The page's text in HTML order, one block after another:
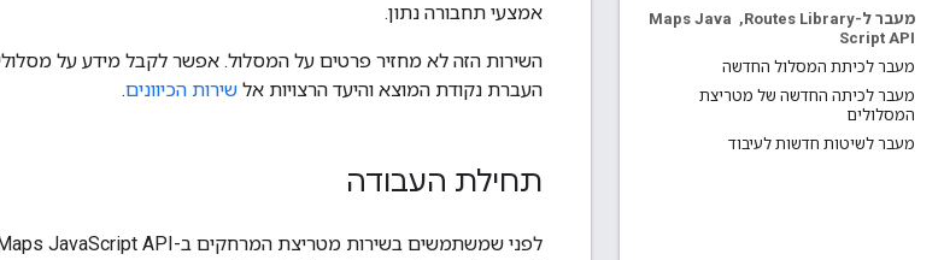
מעבר ל-Routes Library ,
Script API
מעבר לכיתת המסלול החדשה
מעבר לכיתה החדשה של מטריצת
המסלולים
מעבר לשיטות חדשות לעיבוד
אמצעי תחבורה נתון.
השירות הזה לא מחזיר פרטים על המסלול. אפשר לקבל מידע על מסלולים,
העברת נקודת המוצא והיעד הרצויות אל שירות הכיוונים.
תחילת העבודה